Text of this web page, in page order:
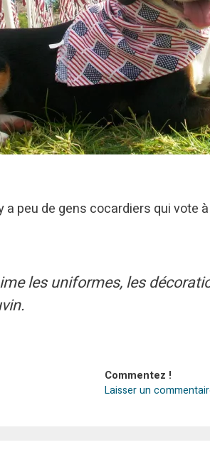
a peu de gens cocardiers qui vote
les uniformes, les
Commentez !
Laisser un